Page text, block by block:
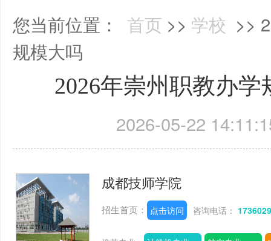
您当前位置： 首页 >> 学校 >>
规模大吗
2026年崇州职教办
2026-05-22
成都技师学院
招生首页： 点击访问 咨询电话：